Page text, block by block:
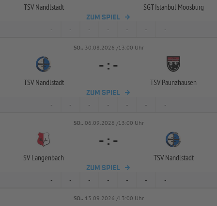
TSV Nandlstadt SGT Istanbul Moosburg
ZUM SPIEL
- - - - - - -
SO.. 30.08.2026 /13:00 Uhr
TSV Nandlstadt
- : -
TSV Paunzhausen
ZUM SPIEL
- - - - - - -
SO.. 06.09.2026 /13:00 Uhr
SV Langenbach
- : -
TSV Nandlstadt
ZUM SPIEL
- - - - - - -
SO.. 13.09.2026 /13:00 Uhr